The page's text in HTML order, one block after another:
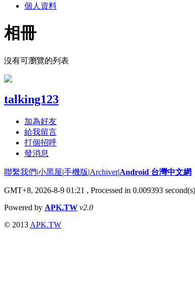
個人資料
相冊
沒有可瀏覽的列表
talking123
加為好友
給我留言
打個招呼
發消息
聯繫我們|小黑屋|手機版|Archiver|Android 台灣中文網
GMT+8, 2026-8-9 01:21 , Processed in 0.009393
Powered by APK.TW v2.0
© 2013 APK.TW